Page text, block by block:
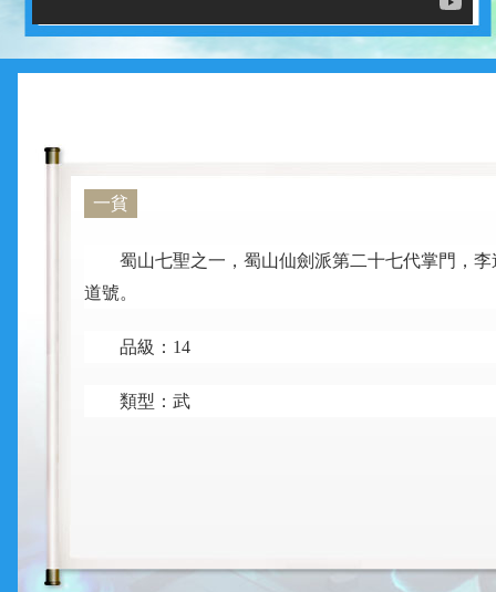
一貧
蜀山七聖之一，蜀山仙劍派第二十七代掌門，
道號。
品級： 14
類型：武